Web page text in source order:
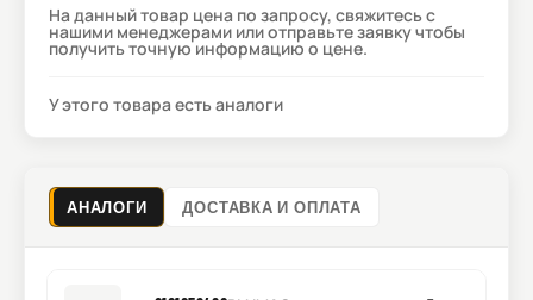
На данный товар цена по запросу, свяжитесь с
нашими менеджерами или отправьте заявку чтобы
получить точную информацию о цене.
У этого товара есть аналоги
АНАЛОГИ ДОСТАВКА И ОПЛАТА